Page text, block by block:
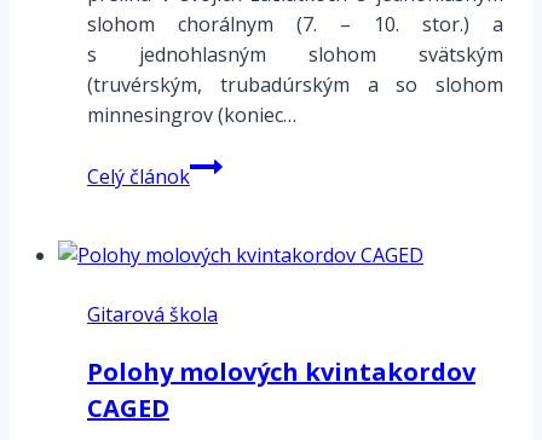
slohom chorálnym (7. – 10. stor.) a
s jednohlasným slohom svätským
(truvérským, trubadúrským a so slohom
minnesingrov (koniec…
Celý článokCharakteristika
vokálneho
Gitarová škola
Polohy molových kvintakordov
CAGED